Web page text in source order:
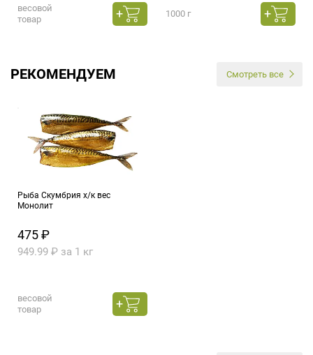
весовой
товар
1000 г
РЕКОМЕНДУЕМ Смотреть все
Рыба Скумбрия х/к вес
Монолит
475 ₽
949.99 ₽ за 1 кг
весовой
товар